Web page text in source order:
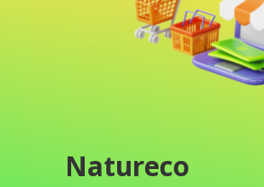
Natureco